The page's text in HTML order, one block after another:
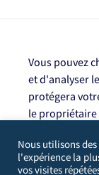
Vous pouvez
et d'analyser
protégera
le propriétaire
vous et les
Vous
Nous utilisons
l'expérience la
vos visites